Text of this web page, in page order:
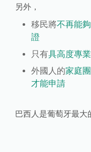
另外，
移民將不再能
證
只有具高度專
外國人的家庭
才能申請
巴西人是葡萄牙最大